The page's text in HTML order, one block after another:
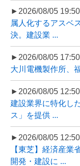
►2026/08/05 19:50
属人化するアスベ
決。建設業 ...
►2026/08/05 17:50
大川電機製作所、
►2026/08/05 12:50
建設業界に特化し
ス」を提供 ...
►2026/08/05 12:50
【東芝】経済産業
開発・建設に ...